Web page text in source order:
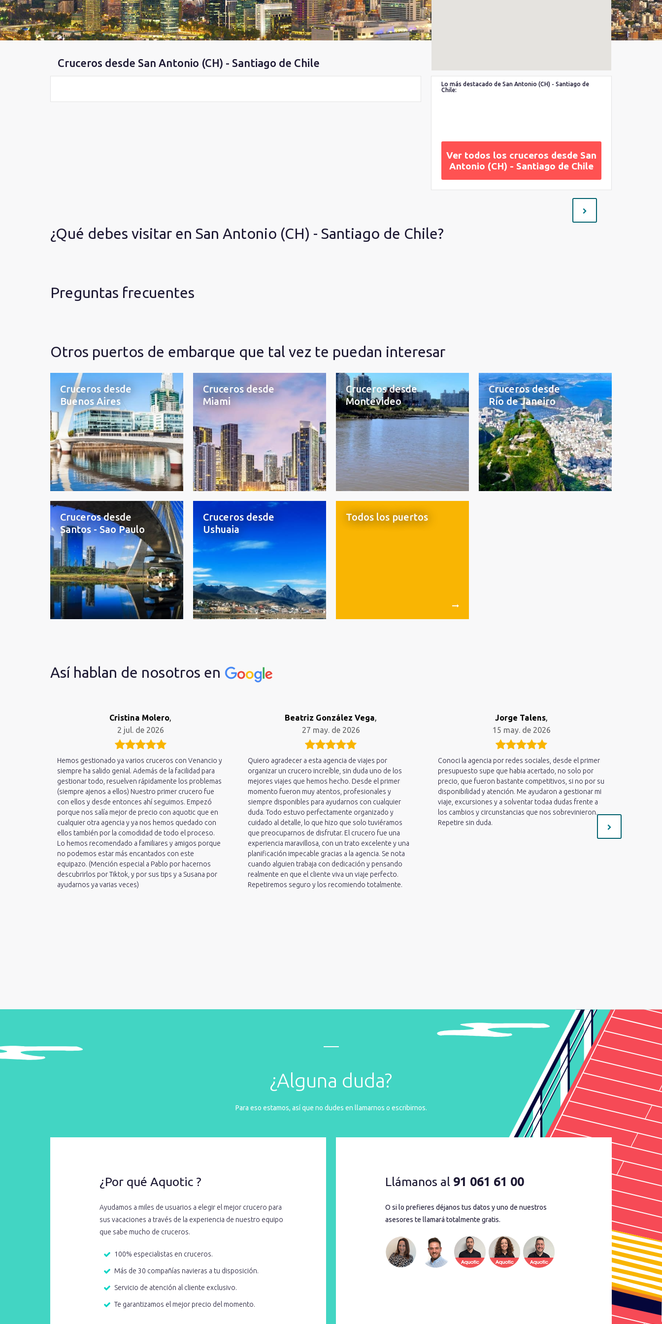
Cruceros desde San Antonio (CH) - Santiago de Chile
Lo más destacado de San Antonio (CH) - Santiago de
Chile:
Ver todos los cruceros desde San
Antonio (CH) - Santiago de Chile
¿Qué debes visitar en San Antonio (CH) - Santiago de Chile?
Preguntas frecuentes
Otros puertos de embarque que tal vez te puedan interesar
Cruceros desde
Buenos Aires
Cruceros desde
Miami
Cruceros desde
Montevideo
Cruceros desde
Río de Janeiro
Cruceros desde
Santos - Sao Paulo
Cruceros desde
Ushuaia
Todos los puertos
Así hablan de nosotros en
Cristina Molero
2 jul. de 2026
Hemos gestionado ya varios cruceros con Venancio y
siempre ha salido genial. Además de la facilidad para
gestionar todo, resuelven rápidamente los problemas
(siempre ajenos a ellos) Nuestro primer crucero fue
con ellos y desde entonces ahí seguimos. Empezó
porque nos salía mejor de precio con aquotic que en
cualquier otra agencia y ya nos hemos quedado con
ellos también por la comodidad de todo el proceso.
Lo hemos recomendado a familiares y amigos porque
no podemos estar más encantados con este
equipazo. (Mención especial a Pablo por hacernos
descubrirlos por Tiktok, y por sus tips y a Susana por
ayudarnos ya varias veces)
Beatriz González Vega
27 may. de 2026
Quiero agradecer a esta agencia de viajes por
organizar un crucero increíble, sin duda uno de los
mejores viajes que hemos hecho. Desde el primer
momento fueron muy atentos, profesionales y
siempre disponibles para ayudarnos con cualquier
duda. Todo estuvo perfectamente organizado y
cuidado al detalle, lo que hizo que solo tuviéramos
que preocuparnos de disfrutar. El crucero fue una
experiencia maravillosa, con un trato excelente y una
planificación impecable gracias a la agencia. Se nota
cuando alguien trabaja con dedicación y pensando
realmente en que el cliente viva un viaje perfecto.
Repetiremos seguro y los recomiendo totalmente.
Jorge Talens
15 may. de 2026
Conoci la agencia por redes sociales, desde el primer
presupuesto supe que habia acertado, no solo por
precio, que fueron bastante competitivos, si no por su
disponibilidad y atención. Me ayudaron a gestionar mi
viaje, excursiones y a solventar todaa dudas frente a
los cambios y circunstancias que nos sobrevinieron.
Repetire sin duda.
¿Alguna duda?
Para eso estamos, así que no dudes en llamarnos o escribirnos.
¿Por qué Aquotic ?
Ayudamos a miles de usuarios a elegir el mejor crucero para
sus vacaciones a través de la experiencia de nuestro equipo
que sabe mucho de cruceros.
100% especialistas en cruceros.
Más de 30 compañías navieras a tu disposición.
Servicio de atención al cliente exclusivo.
Te garantizamos el mejor precio del momento.
Llámanos al 91 061 61 00
O si lo prefieres déjanos tus datos y uno de nuestros
asesores te llamará totalmente gratis.